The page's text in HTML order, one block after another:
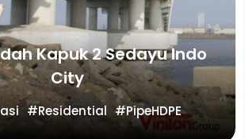
Kapuk 2 Sedayu Indo
City
Residential PipeHDPE